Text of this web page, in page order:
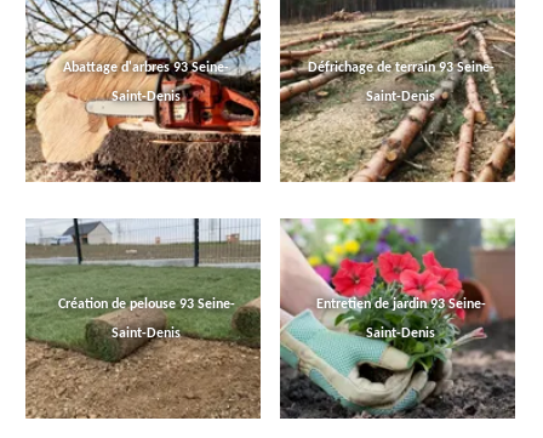
Abattage d'arbres 93 Seine-
Saint-Denis
Défrichage de terrain 93 Seine-
Saint-Denis
Création de pelouse 93 Seine-
Saint-Denis
Entretien de jardin 93 Seine-
Saint-Denis